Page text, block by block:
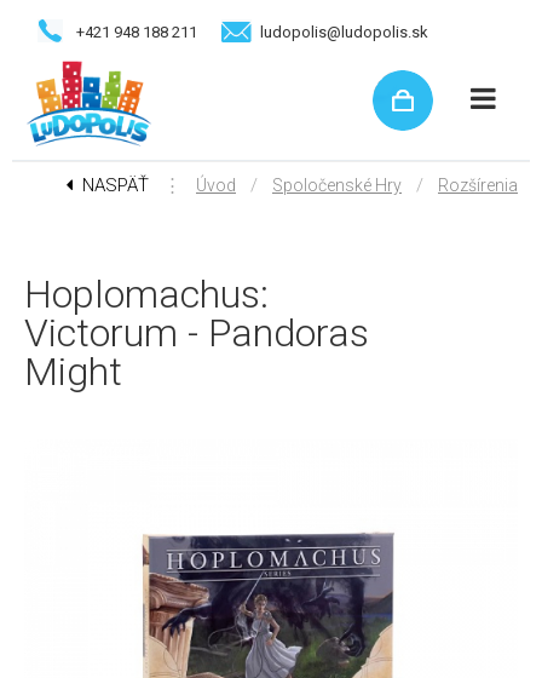
+421 948 188 211 ludopolis@ludopolis.sk
NASPÄŤ ⋮ Úvod / Spoločenské Hry / Rozšírenia
Hoplomachus:
Victorum - Pandoras
Might